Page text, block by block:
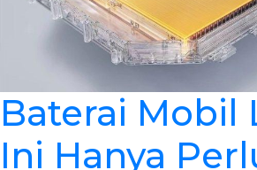
Baterai Mobil
Ini Hanya